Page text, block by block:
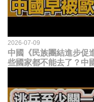
2026-07-09
中國《民族團結進步促
些國家都不能去了？中